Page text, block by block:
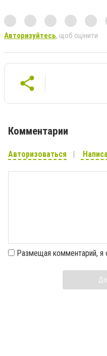
Авторизуйтесь, щоб оцінити
Комментарии
Авторизоваться
Размещая комментарий, я